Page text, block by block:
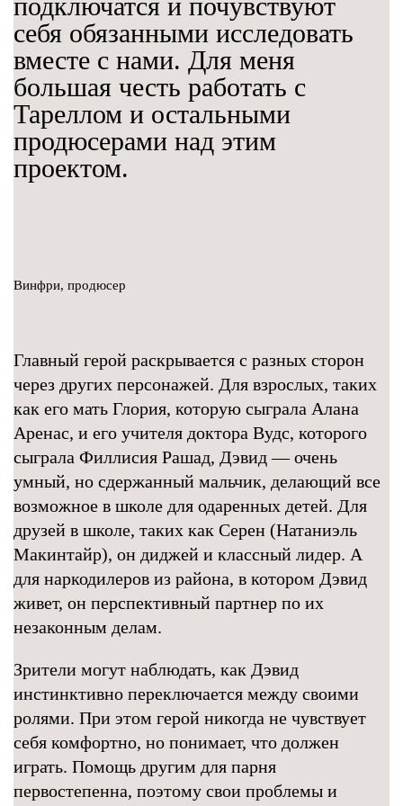
себя обязанными исследовать
вместе с нами. Для меня
большая честь работать с
Тареллом и остальными
продюсерами над этим
проектом.
Винфри, продюсер
Главный герой раскрывается с разных сторон
через других персонажей. Для взрослых, таких
как его мать Глория, которую сыграла Алана
Аренас, и его учителя доктора Вудс, которого
сыграла Филлисия Рашад, Дэвид — очень
умный, но сдержанный мальчик, делающий все
возможное в школе для одаренных детей. Для
друзей в школе, таких как Серен (Натаниэль
Макинтайр), он диджей и классный лидер. А
для наркодилеров из района, в котором Дэвид
живет, он перспективный партнер по их
незаконным делам.
Зрители могут наблюдать, как Дэвид
инстинктивно переключается между своими
ролями. При этом герой никогда не чувствует
себя комфортно, но понимает, что должен
играть. Помощь другим для парня
первостепенна, поэтому свои проблемы и